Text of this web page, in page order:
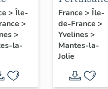
> Île-
>
>
la-
France > Île-
de-France >
Yvelines>
Mantes-la-
Jolie